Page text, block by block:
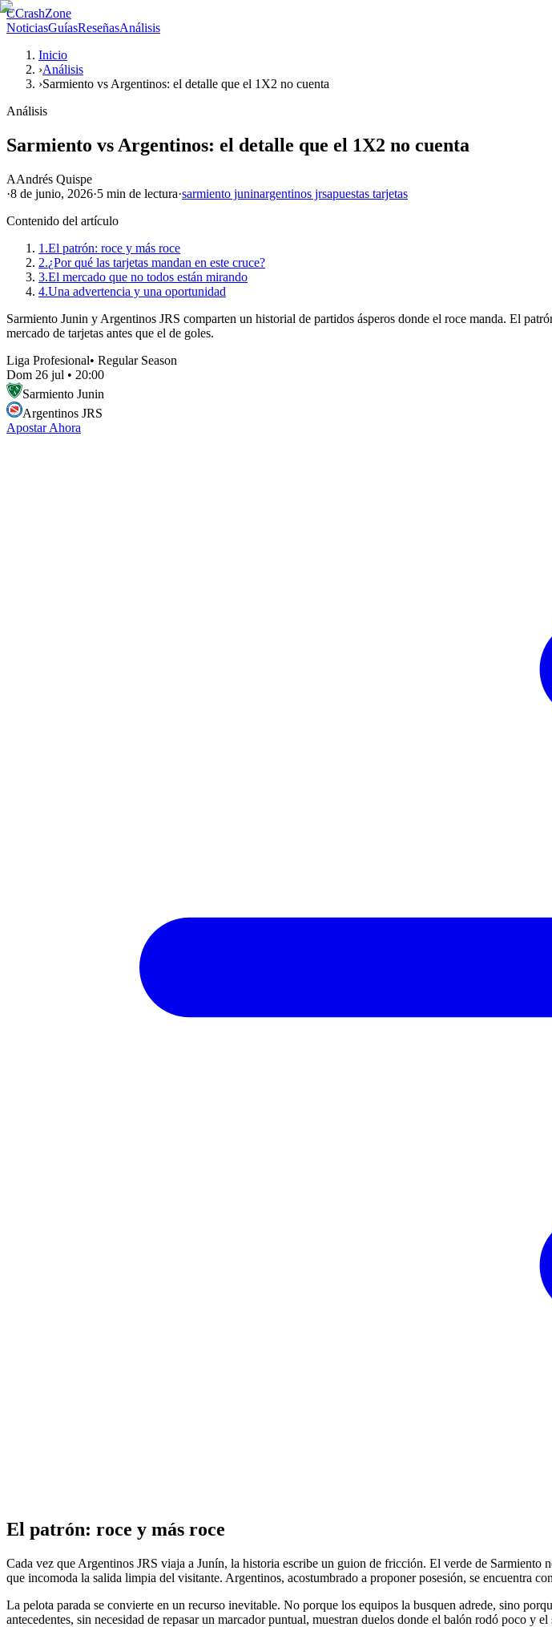
CCrashZone
NoticiasGuíasReseñasAnálisis
Inicio
›Análisis
›Sarmiento vs Argentinos: el detalle que el 1X2 no cuenta
Análisis
Sarmiento vs Argentinos: el detalle que el 1X2 no cuenta
AAndrés Quispe
·8 de junio, 2026·5 min de lectura·sarmiento juninargentinos jrsapuestas tarjetas
Contenido del artículo
1.El patrón: roce y más roce
2.¿Por qué las tarjetas mandan en este cruce?
3.El mercado que no todos están mirando
4.Una advertencia y una oportunidad
Sarmiento Junin y Argentinos JRS comparten un historial de partidos ásperos donde el roce manda. El
mercado de tarjetas antes que el de goles.
Liga Profesional• Regular Season
Dom 26 jul • 20:00
Sarmiento Junin
Argentinos JRS
Apostar Ahora
El patrón: roce y más roce
Cada vez que Argentinos JRS viaja a Junín, la historia escribe un guion de fricción. El verde de Sarmiento
que incomoda la salida limpia del visitante. Argentinos, acostumbrado a proponer posesión, se encuentra
La pelota parada se convierte en un recurso inevitable. No porque los equipos la busquen adrede, sino
antecedentes, sin necesidad de repasar un marcador puntual, muestran duelos donde el balón rodó poco y